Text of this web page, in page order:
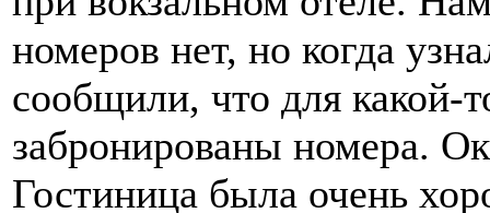
номеров нет, но когда
сообщили, что для какой-
забронированы номера.
Гостиница была очень